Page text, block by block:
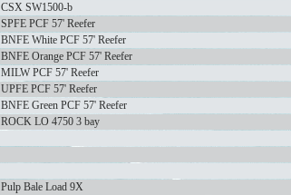
CSX SW1500-b
SPFE PCF 57' Reefer
BNFE White PCF 57' Reefer
BNFE Orange PCF 57' Reefer
MILW PCF 57' Reefer
UPFE PCF 57' Reefer
BNFE Green PCF 57' Reefer
ROCK LO 4750 3 bay
Pulp Bale Load 9X